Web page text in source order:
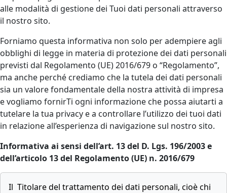
alle modalità di gestione dei Tuoi dati personali attraverso
il nostro sito.
Forniamo questa informativa non solo per adempiere agli
obblighi di legge in materia di protezione dei dati personali
previsti dal Regolamento (UE) 2016/679 o “Regolamento”,
ma anche perché crediamo che la tutela dei dati personali
sia un valore fondamentale della nostra attività di impresa
e vogliamo fornirTi ogni informazione che possa aiutarti a
tutelare la tua privacy e a controllare l’utilizzo dei tuoi dati
in relazione all’esperienza di navigazione sul nostro sito.
Informativa ai sensi dell’art. 13 del D. Lgs. 196/2003 e
dell’articolo 13 del Regolamento (UE) n. 2016/679
Il Titolare del trattamento dei dati personali, cioè chi